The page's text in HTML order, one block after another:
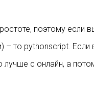
поэтому если
– то pythonscript. Если
с онлайн, а